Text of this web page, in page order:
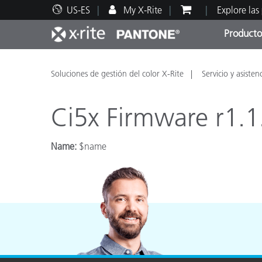
US-ES My X-Rite Explore
Principales productos
Impresión y Empaques
Automotriz
Soporte técnico
Recursos educativos
Soluciones de gestión del color X-Rite Servicio y
Ci5x Firmware
Name: $name